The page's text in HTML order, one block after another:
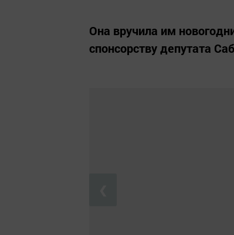
Она вручила им
спонсорству депутата